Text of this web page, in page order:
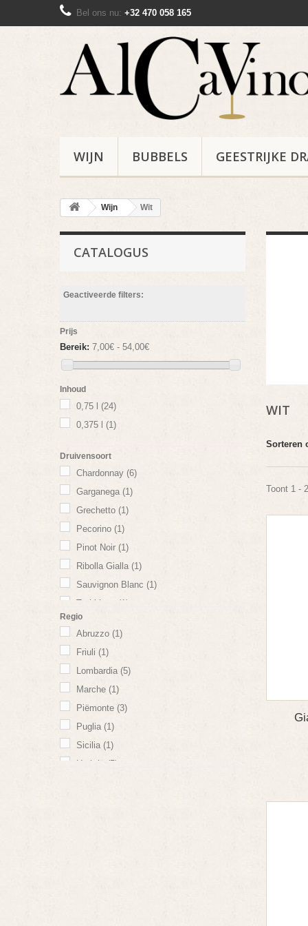
Bel ons nu: +32 470 058 165
WIJN BUBBELS GEESTRIJKE
Wijn Wit
CATALOGUS
Geactiveerde filters:
Prijs
Bereik: 7,00€ - 54,00€
Inhoud
0,75 l (24)
0,375 l (1)
Druivensoort
Chardonnay (6)
Garganega (1)
Grechetto (1)
Pecorino (1)
Pinot Noir (1)
Ribolla Gialla (1)
Sauvignon Blanc (1)
Trebbiano
(1)
Verdicchio
Regio
Abruzzo (1)
Friuli (1)
Lombardia (5)
Marche (1)
Piëmonte (3)
Puglia (1)
Sicilia (1)
Umbrië
(5)
WIT
Sorteren
Toont 1 -